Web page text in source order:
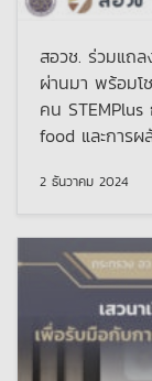
สอวช. ร่วมแถล
ผ่านมา พร้อม
คน
food และการ
2 ธันวาคม 2024